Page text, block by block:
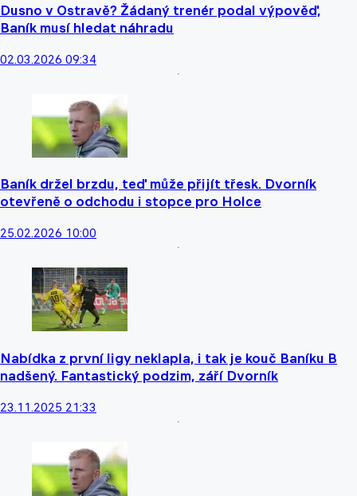
Dusno v Ostravě? Žádaný trenér podal výpověď,
Baník musí hledat náhradu
02.03.2026 09:34
Baník držel brzdu, teď může přijít třesk. Dvorník
otevřeně o odchodu i stopce pro Holce
25.02.2026 10:00
Nabídka z první ligy neklapla, i tak je kouč Baníku B
nadšený. Fantastický podzim, září Dvorník
23.11.2025 21:33